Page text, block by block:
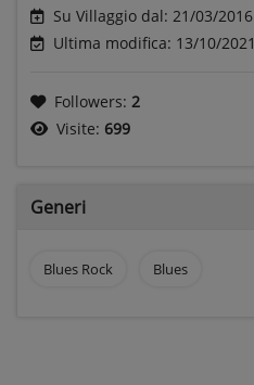
Su Villaggio dal: 21/03/2016
Ultima modifica: 13/10/2021
Followers: 2
Visite: 699
Generi
Blues Rock Blues